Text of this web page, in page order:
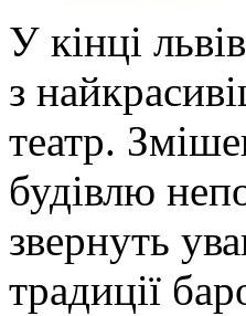
У кінці
з
театр.
будівлю
звернуть
традиції